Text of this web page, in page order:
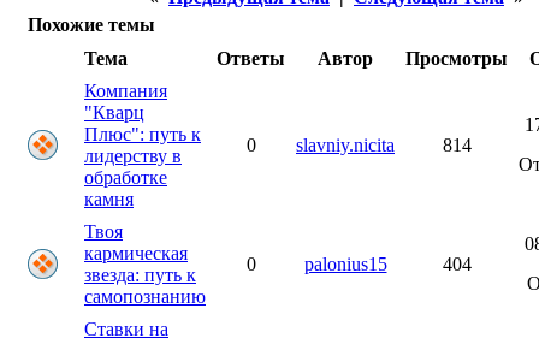
Похожие темы
Тема
Ответы Автор Просмотры
Компания
"Кварц
Плюс": путь к
лидерству в
обработке
камня
0 slavniy.nicita 814
Твоя
кармическая
звезда: путь к
самопознанию
0 palonius15 404
Ставки на